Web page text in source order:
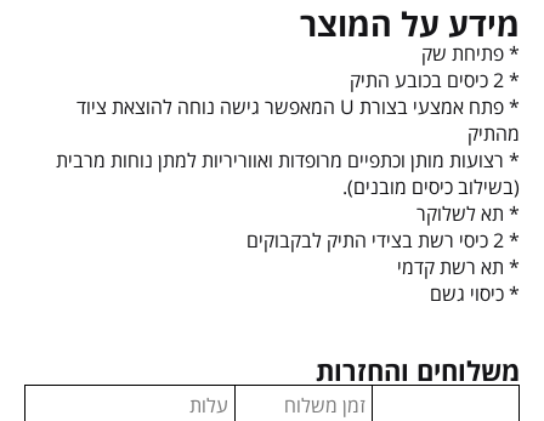
מידע על המוצר
* פתיחת שק
* 2 כיסים בכובע התיק
* פתח אמצעי בצורת U המאפשר גישה נוחה להוצאת ציוד
מהתיק
* רצועות מותן וכתפיים מרופדות ואווריריות למתן נוחות מרבית
(בשילוב כיסים מובנים).
* תא לשלוקר
* 2 כיסי רשת בצידי התיק לבקבוקים
* תא רשת קדמי
* כיסוי גשם
משלוחים והחזרות
זמן משלוח
עלות